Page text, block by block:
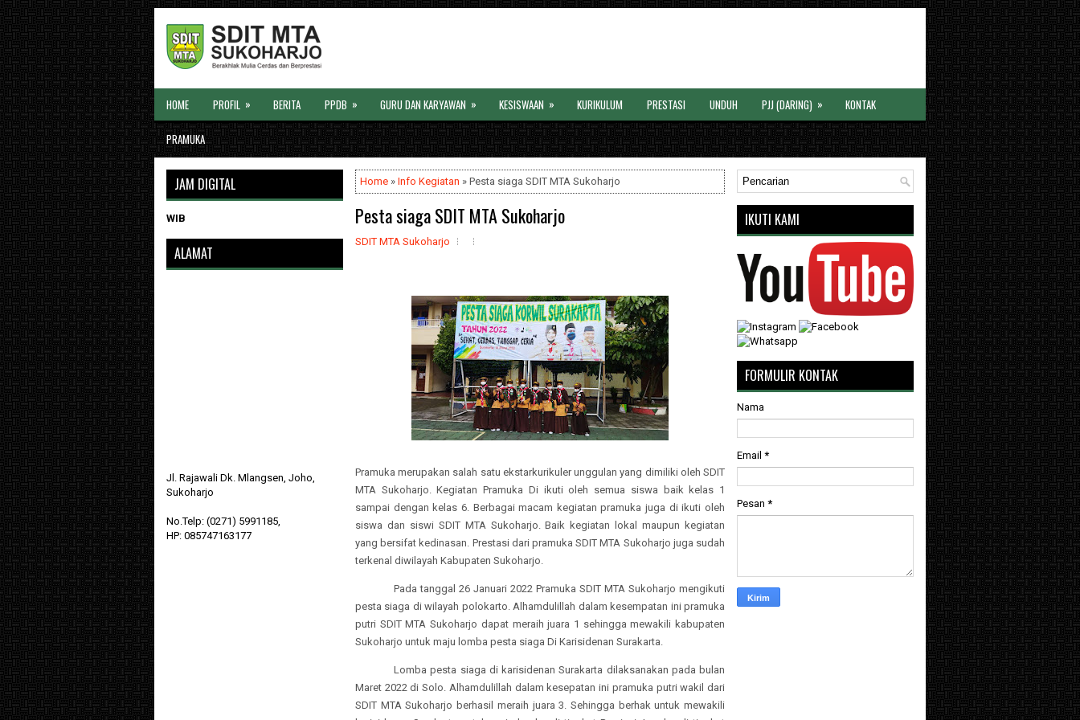
HOME PROFIL » BERITA PPDB » GURU DAN KARYAWAN » KESISWAAN » KURIKULUM PRESTASI UNDUH PJJ (DARING) » KONTAK
PRAMUKA
Home » Info Kegiatan » Pesta siaga SDIT MTA Sukoharjo
Pesta siaga SDIT MTA Sukoharjo
SDIT MTA Sukoharjo
Pramuka merupakan salah satu ekstarkurikuler unggulan yang dimiliki oleh SDIT
MTA Sukoharjo. Kegiatan Pramuka Di ikuti oleh semua siswa baik kelas 1
sampai dengan kelas 6. Berbagai macam kegiatan pramuka juga di ikuti oleh
siswa dan siswi SDIT MTA Sukoharjo. Baik kegiatan lokal maupun kegiatan
yang bersifat kedinasan. Prestasi dari pramuka SDIT MTA Sukoharjo juga sudah
terkenal diwilayah Kabupaten Sukoharjo.
Pada tanggal 26 Januari 2022 Pramuka SDIT MTA Sukoharjo mengikuti
pesta siaga di wilayah polokarto. Alhamdulillah dalam kesempatan ini pramuka
putri SDIT MTA Sukoharjo dapat meraih juara 1 sehingga mewakili kabupaten
Sukoharjo untuk maju lomba pesta siaga Di Karisidenan Surakarta.
Lomba pesta siaga di karisidenan Surakarta dilaksanakan pada bulan
Maret 2022 di Solo. Alhamdulillah dalam kesepatan ini pramuka putri wakil dari
SDIT MTA Sukoharjo berhasil meraih juara 3. Sehingga berhak untuk mewakili
JAM DIGITAL
WIB
ALAMAT
Jl. Rajawali Dk. Mlangsen, Joho,
Sukoharjo
No.Telp: (0271) 5991185,
HP: 085747163177
IKUTI KAMI
FORMULIR KONTAK
Nama
Email *
Pesan *